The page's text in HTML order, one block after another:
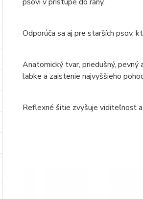
Odporúča sa aj pre starších psov,
Anatomický tvar, priedušný,
labke a zaistenie najvyššieho
Reflexné šitie zvyšuje viditeľnosť